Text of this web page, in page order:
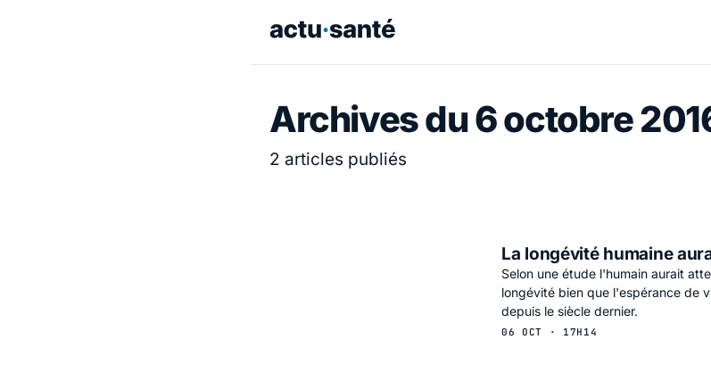
Archives du 6 octobre
2 articles publiés
La longévité humaine
Selon une étude l'humain aurait
longévité bien que l'espérance de
depuis le siècle dernier.
06 OCT · 17H14